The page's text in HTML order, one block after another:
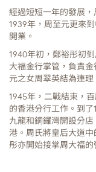
經過短短一年的發展
1939年，周至元更來
開業。
1940年初，鄭裕彤初
大福金行掌管，負責
元之女周翠英結為連理
1945年，二戰結束，
的香港分行工作。到
九龍和銅鑼灣開設分
港。周氏將皇后大道
彤亦開始接掌周大福的